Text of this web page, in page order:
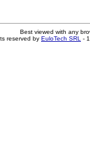
Best viewed with any
reserved by EuloTech SRL -